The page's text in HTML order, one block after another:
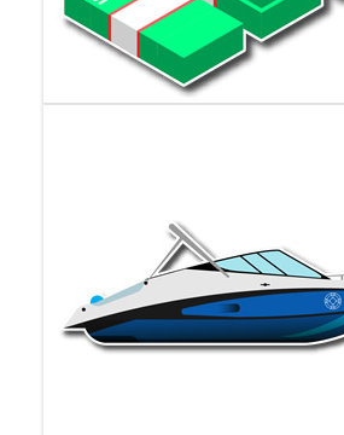
Nuestra renta de botes exclusiva en
disfrutar de un plan diferente durante su